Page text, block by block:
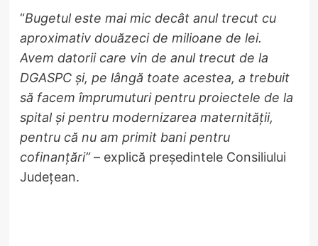
“Bugetul este mai mic decât anul trecut cu
aproximativ douăzeci de milioane de lei.
Avem datorii care vin de anul trecut de la
DGASPC și, pe lângă toate acestea, a trebuit
să facem împrumuturi pentru proiectele de la
spital și pentru modernizarea maternității,
pentru că nu am primit bani pentru
cofinanțări”– explică președintele Consiliului
Județean.